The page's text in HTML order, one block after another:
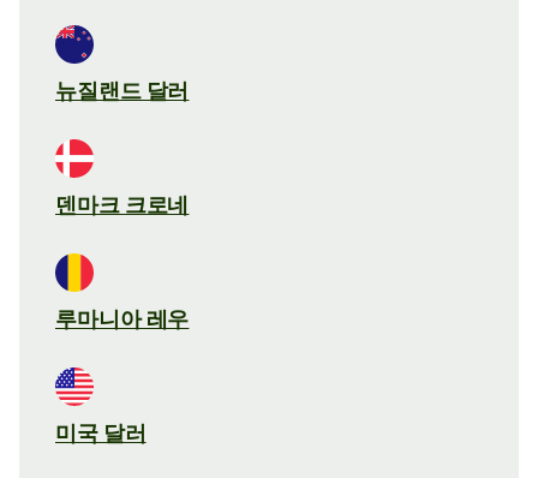
뉴질랜드 달러
덴마크 크로네
루마니아 레우
미국 달러